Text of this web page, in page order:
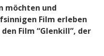
möchten und
Film erleben
Film “Glenkill”, der